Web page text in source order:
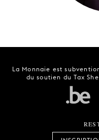
La Monnaie est
du soutien du Tax